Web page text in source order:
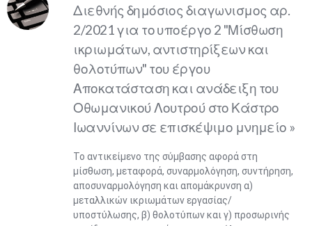
Διεθνής δημόσιος διαγωνισμος αρ.
2/2021 για το υποέργο 2 "Μίσθωση
ικριωμάτων, αντιστηρίξεων και
θολοτύπων" του έργου
Αποκατάσταση και ανάδειξη του
Οθωμανικού Λουτρού στο Κάστρο
Ιωαννίνων σε επισκέψιμο μνημείο »
Το αντικείμενο της σύμβασης αφορά στη
μίσθωση, μεταφορά, συναρμολόγηση, συντήρηση,
αποσυναρμολόγηση και απομάκρυνση α)
μεταλλικών ικριωμάτων εργασίας/
υποστύλωσης, β) θολοτύπων και γ) προσωρινής